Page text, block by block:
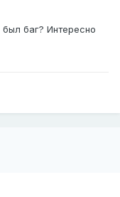
баг? Интересно